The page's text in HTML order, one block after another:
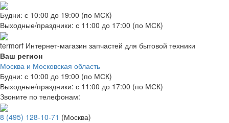
Будни: с 10:00 до 19:00 (по МСК)
Выходные/праздники: с 11:00 до 17:00 (по МСК)
termorf Интернет-магазин запчастей для бытовой техники
Ваш регион
Москва и Московская область
Будни: с 10:00 до 19:00 (по МСК)
Выходные/праздники: с 11:00 до 17:00 (по МСК)
Звоните по телефонам:
8 (495) 128-10-71 (Москва)